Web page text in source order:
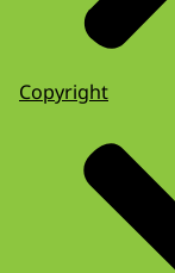
Copyright